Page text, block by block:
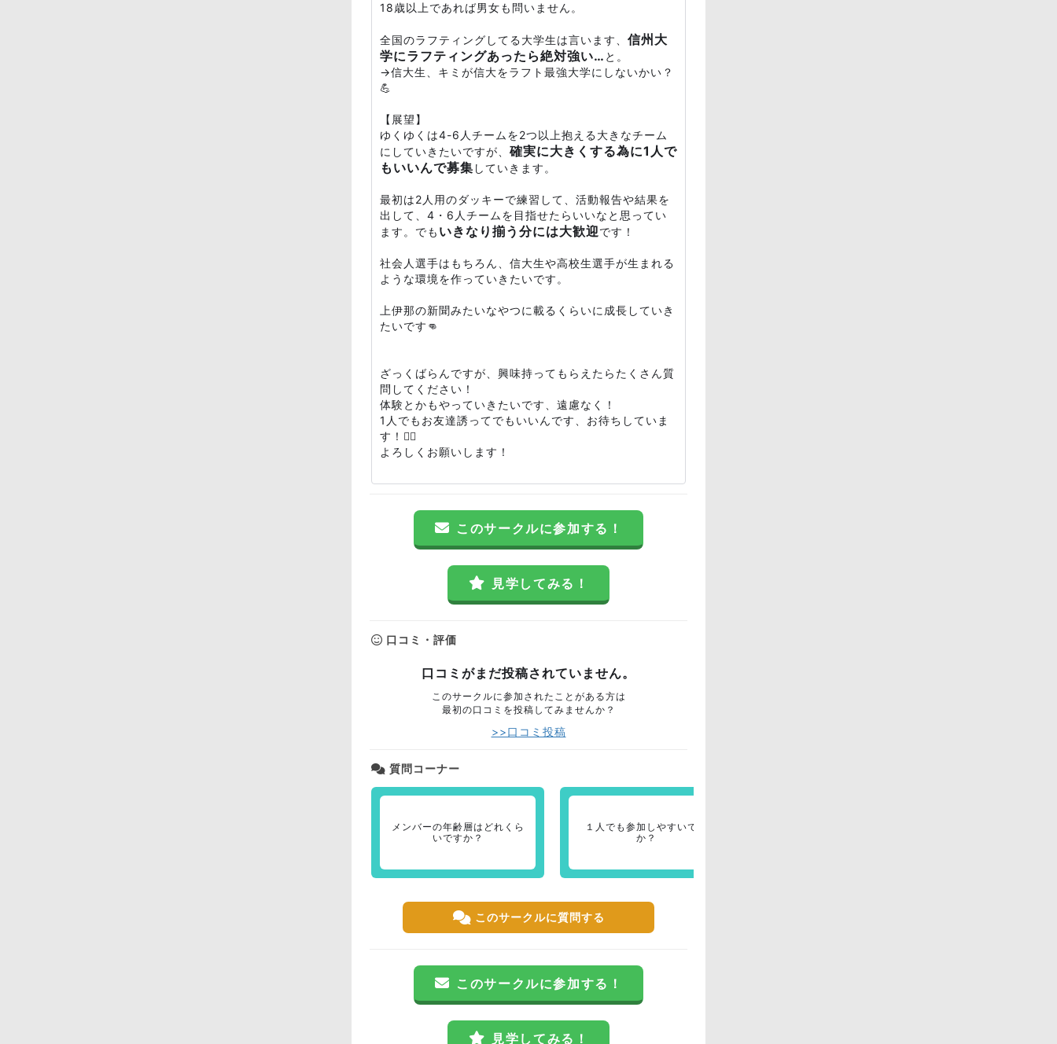
18歳以上であれば男女も問いません。
全国のラフティングしてる大学生は言います、 信州大
学にラフティングあったら絶対強い… と。
→信大生、キミが信大をラフト最強大学にしないかい？
💪
【展望】
ゆくゆくは4-6人チームを2つ以上抱える大きなチーム
にしていきたいですが、 確実に大きくする為に1人で
もいいんで募集 していきます。
最初は2人用のダッキーで練習して、活動報告や結果を
出して、4・6人チームを目指せたらいいなと思ってい
ます。でも いきなり揃う分には大歓迎です！
社会人選手はもちろん、信大生や高校生選手が生まれる
ような環境を作っていきたいです。
上伊那の新聞みたいなやつに載るくらいに成長していき
たいです👊
ざっくばらんですが、興味持ってもらえたらたくさん質
問してください！
体験とかもやっていきたいです、遠慮なく！
1人でもお友達誘ってでもいいんです、お待ちしていま
す！🙇‍♂️
よろしくお願いします！
このサークルに参加する！
見学してみる！
口コミ・評価
口コミがまだ投稿されていません。
このサークルに参加されたことがある方は
最初の口コミを投稿してみませんか？
>>口コミ投稿
質問コーナー
メンバーの年齢層はどれくら
いですか？
１人でも参加しやすいです
か？
このサークルに質問する
このサークルに参加する！
見学してみる！